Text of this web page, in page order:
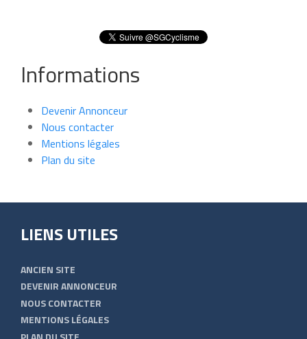
Informations
Devenir Annonceur
Nous contacter
Mentions légales
Plan du site
LIENS UTILES
ANCIEN SITE
DEVENIR ANNONCEUR
NOUS CONTACTER
MENTIONS LÉGALES